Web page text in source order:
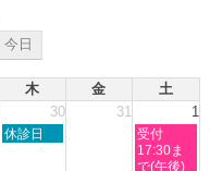
今日
木 金
土
30 31 1
木
休診日
土
曜
日,
受付
17:30ま
で(午後)